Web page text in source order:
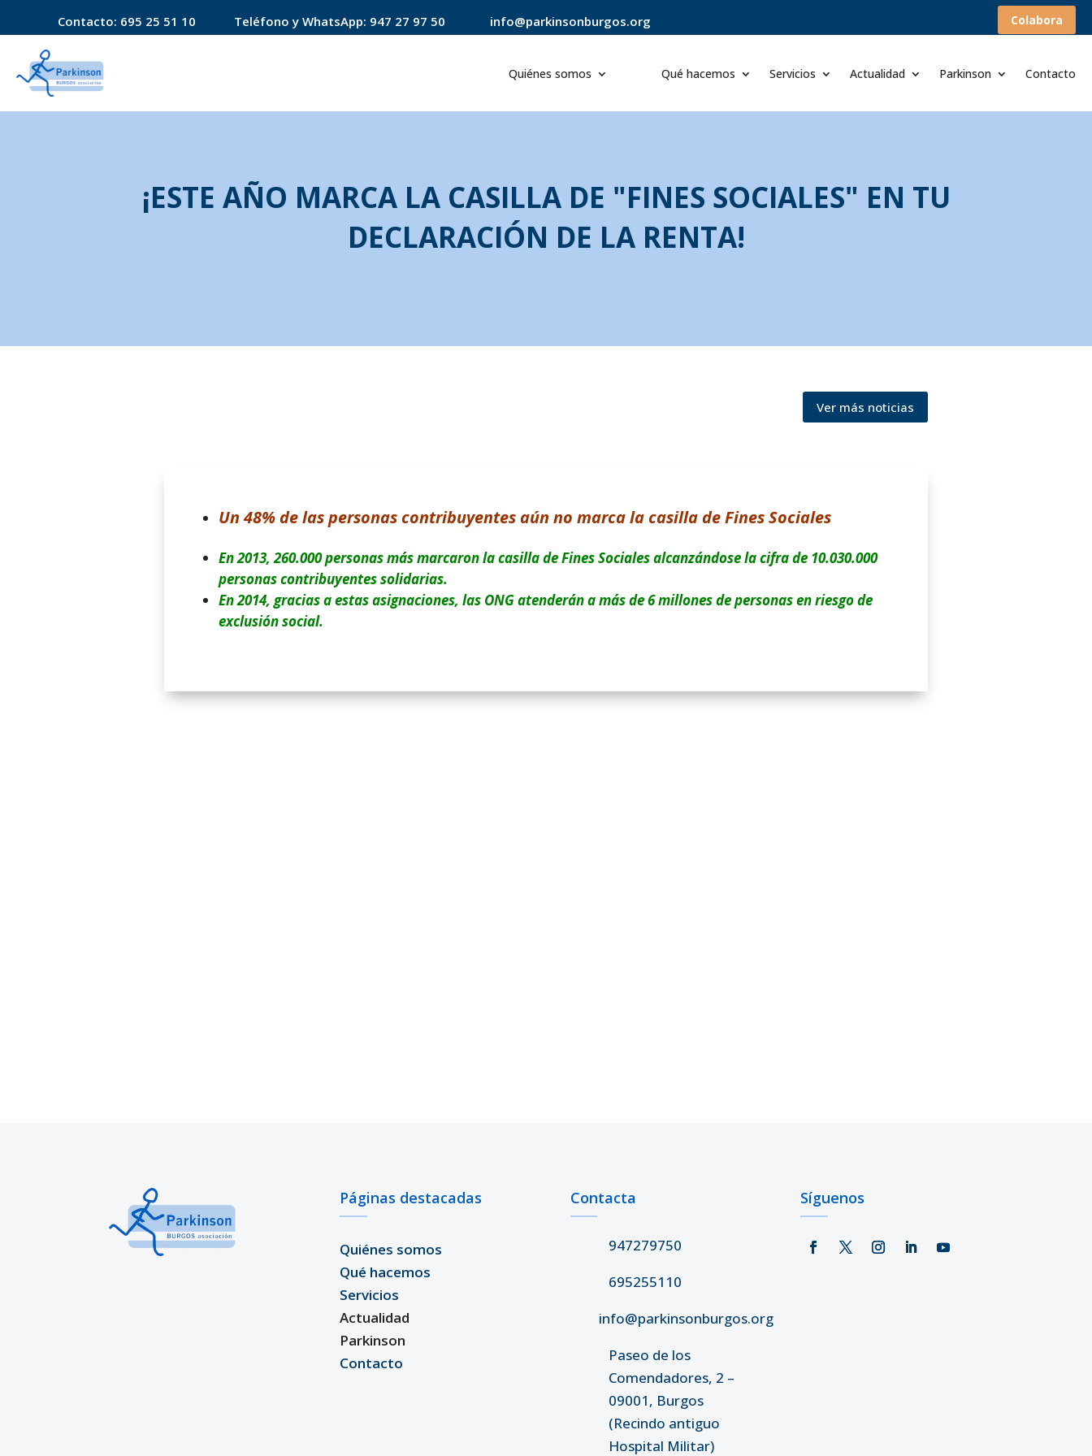
Contacto: 695 25 51 10 Teléfono y WhatsApp: 947 27 97 50 info@parkinsonburgos.org Colabora
Quiénes somos Qué hacemos Servicios Actualidad Parkinson Contacto
¡ESTE AÑO MARCA LA CASILLA DE "FINES SOCIALES" EN TU
DECLARACIÓN DE LA RENTA!
Ver más noticias
Un 48% de las personas contribuyentes aún no marca la casilla de Fines Sociales
En 2013, 260.000 personas más marcaron la casilla de Fines Sociales alcanzándose la cifra de 10.030.000
personas contribuyentes solidarias.
En 2014, gracias a estas asignaciones, las ONG atenderán a más de 6 millones de personas en riesgo de
exclusión social.
Páginas destacadas
Quiénes somos
Qué hacemos
Servicios
Actualidad
Parkinson
Contacto
Contacta
947279750
695255110
info@parkinsonburgos.org
Paseo de los
Comendadores, 2 –
09001, Burgos
(Recindo antiguo
Hospital Militar)
Síguenos